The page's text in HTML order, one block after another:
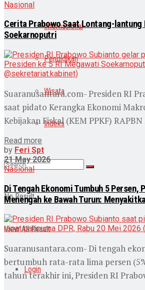
Internasional
Pendidikan
Wisata
Indeks
No Result
View All Result
Login
Nasional
Cerita Prabowo Saat Lontang-lantung
Soekarnoputri
Suaranusantara.com- Presiden RI
saat pidato Kerangka Ekonomi
Kebijakan Fiskal (KEM PPKF)
Read more
by Feri Spt
21 May 2026
Nasional
Di Tengah Ekonomi Tumbuh 5 Persen,
Menengah ke Bawah Turun:
Suaranusantara.com- Di tengah
bertumbuh rata-rata lima persen
tahun terakhir ini, Presiden RI